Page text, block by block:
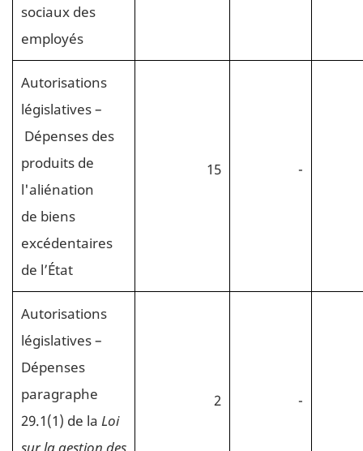
sociaux des
employés
Autorisations
législatives –
Dépenses des
produits de
l'aliénation
de biens
excédentaires
de l’État
15 -
Autorisations
législatives –
Dépenses
paragraphe
29.1(1) de la Loi
sur la gestion des
2 -